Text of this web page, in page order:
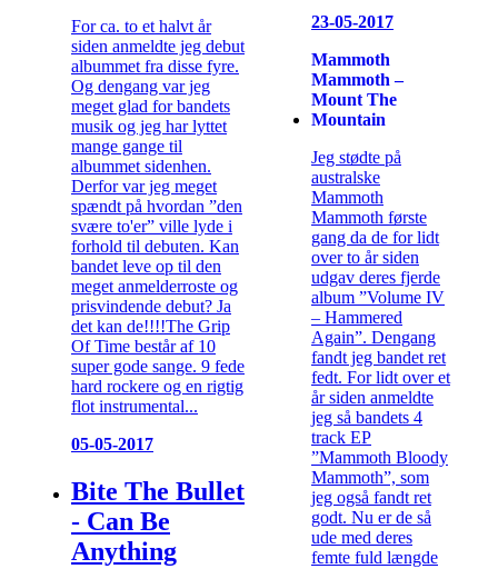
For ca. to et halvt år
siden anmeldte jeg debut
albummet fra disse fyre.
Og dengang var jeg
meget glad for bandets
musik og jeg har lyttet
mange gange til
albummet sidenhen.
Derfor var jeg meget
spændt på hvordan ”den
svære to'er” ville lyde i
forhold til debuten. Kan
bandet leve op til den
meget anmelderroste og
prisvindende debut? Ja
det kan de!!!!The Grip
Of Time består af 10
super gode sange. 9 fede
hard rockere og en rigtig
flot instrumental...
05-05-2017
Bite The Bullet
- Can Be
Anything
23-05-2017
Mammoth
Mammoth –
Mount The
Mountain
Jeg stødte på
australske
Mammoth
Mammoth første
gang da de for lidt
over to år siden
udgav deres fjerde
album ”Volume IV
– Hammered
Again”. Dengang
fandt jeg bandet ret
fedt. For lidt over et
år siden anmeldte
jeg så bandets 4
track EP
”Mammoth Bloody
Mammoth”, som
jeg også fandt ret
godt. Nu er de så
ude med deres
femte fuld længde